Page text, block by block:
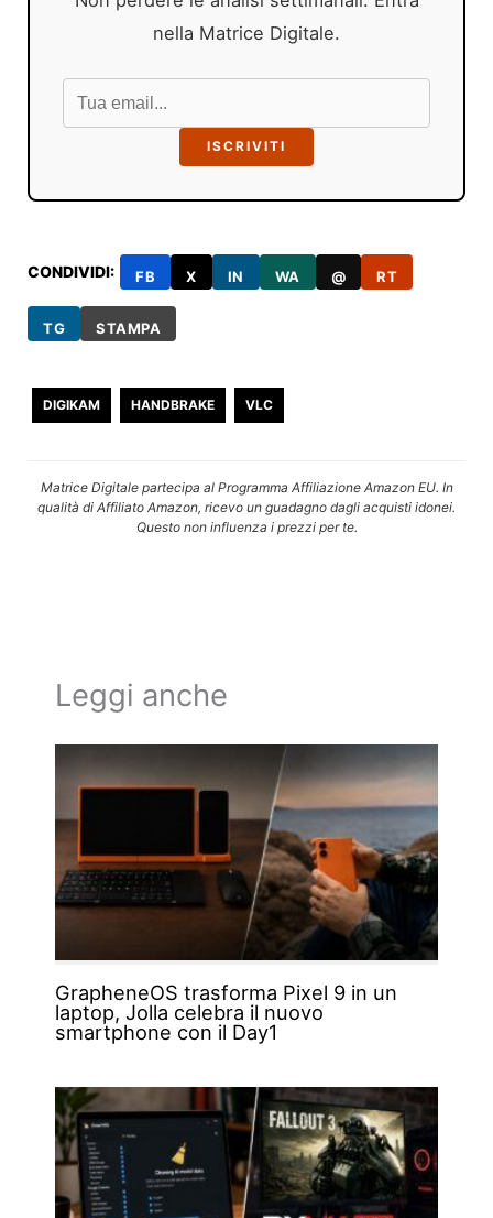
nella Matrice Digitale.
ISCRIVITI
CONDIVIDI: FB X IN WA @ RT
TG STAMPA
DIGIKAM HANDBRAKE VLC
Matrice Digitale partecipa al Programma Affiliazione Amazon EU. In
qualità di Affiliato Amazon, ricevo un guadagno dagli acquisti idonei.
Questo non influenza i prezzi per te.
Leggi anche
GrapheneOS trasforma Pixel 9 in un
laptop, Jolla celebra il nuovo
smartphone con il Day1